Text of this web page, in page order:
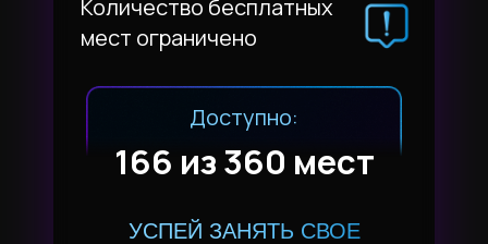
165 из 360 мест
Доступно:
УСПЕЙ ЗАНЯТЬ СВОЕ
Количество бесплатных
мест ограничено